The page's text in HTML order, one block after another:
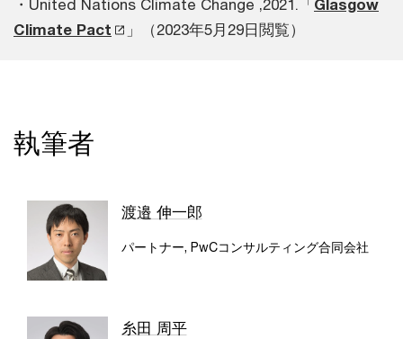
・United Nations Climate Change ,2021.「Glasgow
Climate Pact
」（2023年5月29日閲覧）
執筆者
渡邉 伸一郎
パートナー, PwCコンサルティング合同会社
糸田 周平